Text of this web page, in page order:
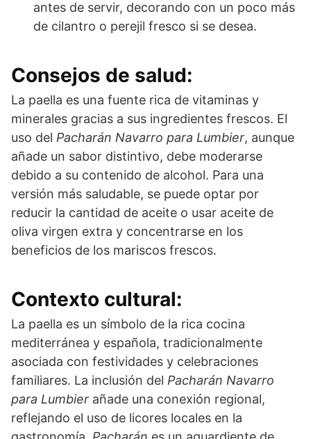
antes de servir, decorando con un poco más
de cilantro o perejil fresco si se desea.
Consejos de salud:
La paella es una fuente rica de vitaminas y
minerales gracias a sus ingredientes frescos. El
uso del Pacharán Navarro para Lumbier, aunque
añade un sabor distintivo, debe moderarse
debido a su contenido de alcohol. Para una
versión más saludable, se puede optar por
reducir la cantidad de aceite o usar aceite de
oliva virgen extra y concentrarse en los
beneficios de los mariscos frescos.
Contexto cultural:
La paella es un símbolo de la rica cocina
mediterránea y española, tradicionalmente
asociada con festividades y celebraciones
familiares. La inclusión del Pacharán Navarro
para Lumbier añade una conexión regional,
reflejando el uso de licores locales en la